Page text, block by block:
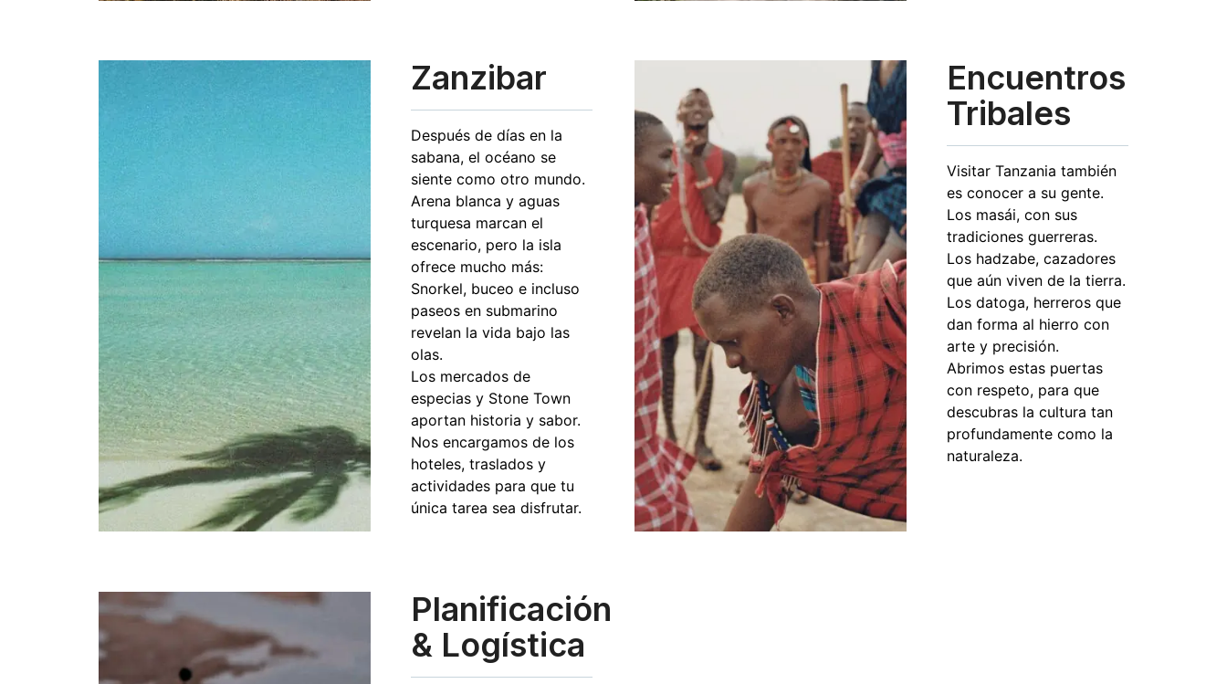
Zanzibar
Después de días en la
sabana, el océano se
siente como otro mundo.
Arena blanca y aguas
turquesa marcan el
escenario, pero la isla
ofrece mucho más:
Snorkel, buceo e incluso
paseos en submarino
revelan la vida bajo las
olas.
Los mercados de
especias y Stone Town
aportan historia y sabor.
Nos encargamos de los
hoteles, traslados y
actividades para que tu
única tarea sea disfrutar.
Encuentros
Tribales
Visitar Tanzania también
es conocer a su gente.
Los masái, con sus
tradiciones guerreras.
Los hadzabe, cazadores
que aún viven de la tierra.
Los datoga, herreros que
dan forma al hierro con
arte y precisión.
Abrimos estas puertas
con respeto, para que
descubras la cultura tan
profundamente como la
naturaleza.
Planificación
& Logística